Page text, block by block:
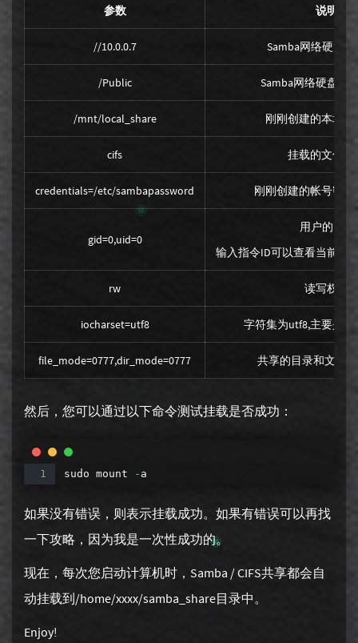
参数 说明
//10.0.0.7 Samba网络硬盘
/Public Samba网络硬盘的
/mnt/local_share 刚刚创建的本地挂
cifs 挂载的文件类
credentials=/etc/sambapassword 刚刚创建的帐号密
gid=0,uid=0
用户的ID，
输入指令ID可以查看当前用
rw 读写权限
iocharset=utf8 字符集为utf8,主要是
file_mode=0777,dir_mode=0777 共享的目录和文件
然后，您可以通过以下命令测试挂载是否成功：
sudo mount - a
如果没有错误，则表示挂载成功。如果有错误可以再找
一下攻略，因为我是一次性成功的。
现在，每次您启动计算机时，Samba / CIFS共享都会自
动挂载到/home/xxxx/samba_share目录中。
Enjoy!